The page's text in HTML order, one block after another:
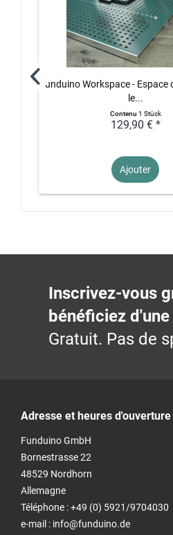
Funduino Workspace - Espace
le...
Contenu 1 Stück
129,90 € *
Ajouter
Inscrivez-vous
bénéficiez
Gratuit. Pas de
Adresse et heures d'ouverture
Funduino GmbH
Bornestrasse 22
48529 Nordhorn
Allemagne
Téléphone : +49 (0) 5921/9704030
e-mail : info@funduino.de